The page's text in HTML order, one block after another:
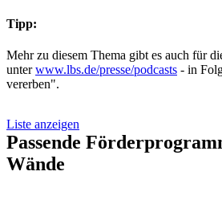
Tipp:
Mehr zu diesem Thema gibt es auch für
unterwww.lbs.de/presse/podcasts - in
vererben".
Liste anzeigen
Passende
Wände